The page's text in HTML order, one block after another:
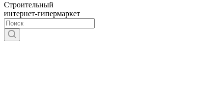
Строительный
интернет-гипермаркет